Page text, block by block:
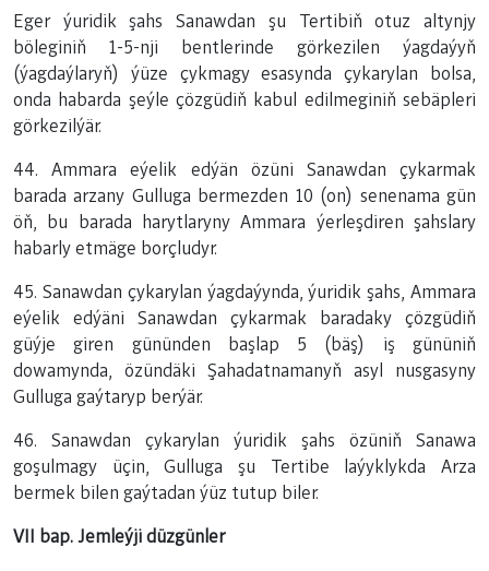
Eger ýuridik şahs Sanawdan şu Tertibiň otuz altynjy
böleginiň 1-5-nji bentlerinde görkezilen ýagdaýyň
(ýagdaýlaryň) ýüze çykmagy esasynda çykarylan bolsa,
onda habarda şeýle çözgüdiň kabul edilmeginiň sebäpleri
görkezilýär.
44. Ammara eýelik edýän özüni Sanawdan çykarmak
barada arzany Gulluga bermezden 10 (on) senenama gün
öň, bu barada harytlaryny Ammara ýerleşdiren şahslary
habarly etmäge borçludyr.
45. Sanawdan çykarylan ýagdaýynda, ýuridik şahs, Ammara
eýelik edýäni Sanawdan çykarmak baradaky çözgüdiň
güýje giren gününden başlap 5 (bäş) iş gününiň
dowamynda, özündäki Şahadatnamanyň asyl nusgasyny
Gulluga gaýtaryp berýär.
46. Sanawdan çykarylan ýuridik şahs özüniň Sanawa
goşulmagy üçin, Gulluga şu Tertibe laýyklykda Arza
bermek bilen gaýtadan ýüz tutup biler.
VII bap. Jemleýji düzgünler